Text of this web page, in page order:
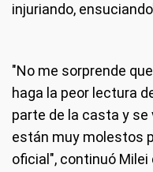
injuriando,
"No me sorprende
haga la peor lectura
parte de la casta y
están muy molestos
oficial", continuó Milei